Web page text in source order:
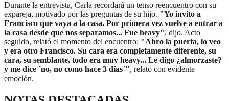
Durante la entrevista, Carla recordará un tenso reencuentro con su
expareja, motivado por las preguntas de su hijo. "Yo invito a
Francisco que vaya a la casa. Por primera vez vuelve a entrar a
la casa desde que nos separamos... Fue heavy", dijo. Acto
seguido, relató el momento del encuentro: "Abro la puerta, lo veo
y era otro Francisco. Su cara era completamente diferente, su
cara, su semblante, todo era muy heavy... Le digo ¿almorzaste?
y me dice ´no, no como hace 3 días´", relató con evidente
emoción.